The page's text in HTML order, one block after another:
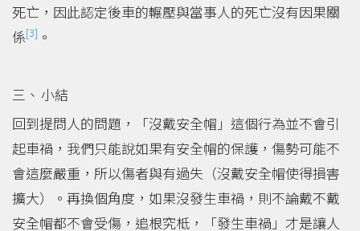
死亡，因此認定後車的輾壓與當事人的死亡沒有因果關
係[3] 。
小結
回到提問人的問題，「沒戴安全帽」這個行為並不會引
起車禍，我們只能說如果有安全帽的保護，傷勢可能不
會這麼嚴重，所以傷者與有過失（沒戴安全帽使得損害
擴大）。再換個角度，如果沒發生車禍，則不論戴不戴
安全帽都不會受傷，追根究柢，「發生車禍」才是讓人